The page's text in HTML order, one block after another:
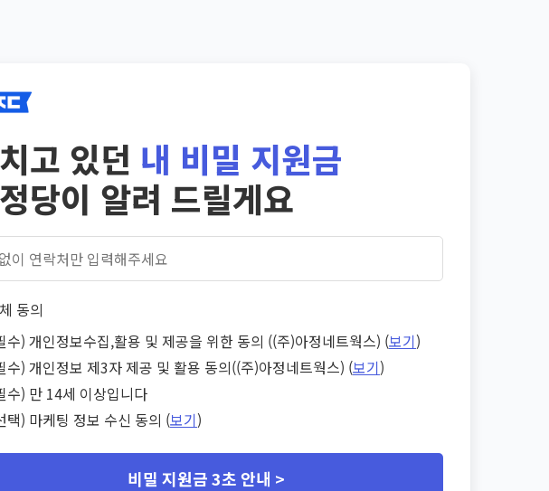
고 있던 내 비밀 지원금
당이 알려 드릴게요
동의
수) 개인정보수집,활용 및 제공을 위한 동의 ((주)아정네트웍스) (보기)
수) 개인정보 제3자 제공 및 활용 동의((주)아정네트웍스) (보기)
수) 만 14세 이상입니다
택) 마케팅 정보 수신 동의 (보기)
비밀 지원금 3초 안내 >